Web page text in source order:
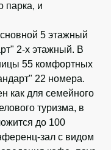
парка, и
5 этажный
2-х этажный. В
55 комфортных
22 номера.
как для семейного
туризма, в
до 100
зал с видом